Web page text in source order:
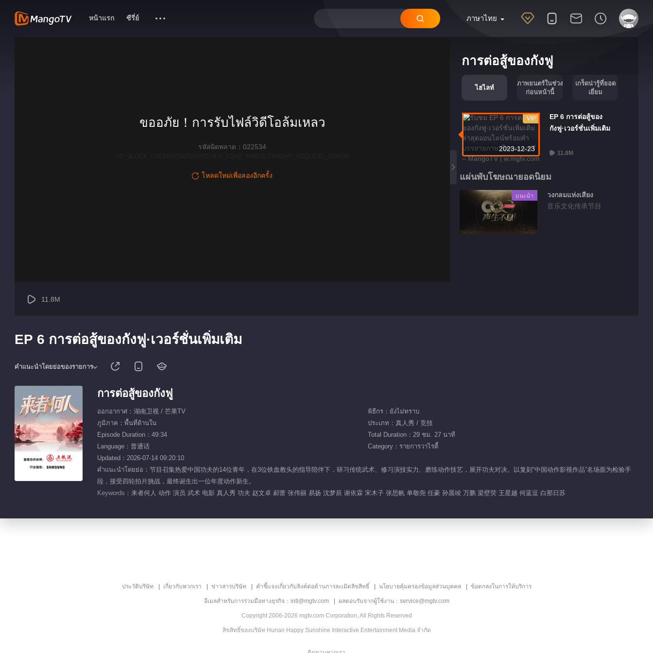
ภาษาไทย
หน้าแรก ซีรี่ย์
การต่อสู้ของกังฟู
ไฮไลท์
ภาพยนตร์ในช่วง
ก่อนหน้านี้
เกร็ดน่ารู้ที่ยอด
เยี่ยม
2023-12-23
VIP
EP 6 การต่อสู้ของ
กังฟู·เวอร์ชั่นเพิ่มเติม
11.8M
แผ่นพับโฆษณายอดนิยม
แนะนำ
วงกลมแห่งเสียง
音乐文化传承节目
ขออภัย！การรับไฟล์วิดีโอล้มเหลว
รหัสผิดพลาด：022534
โหลดใหม่เพื่อลองอีกครั้ง
11.8M
EP 6 การต่อสู้ของกังฟู·เวอร์ชั่นเพิ่มเติม
คำแนะนำโดยย่อของรายการ
การต่อสู้ของกังฟู
ออกอากาศ：湖南卫视 / 芒果TV
พิธีกร：ยังไม่ทราบ
ภูมิภาค：พื้นที่ด้านใน
ประเภท：真人秀 / 竞技
Episode Duration：49:34
Total Duration：29 ชม. 27 นาที
Language：普通话
Category：รายการวาไรตี้
Updated：2026-07-14 09:20:10
คำแนะนำโดยย่อ：节目召集热爱中国功夫的14位青年，在3位铁血教头的指导陪伴下，研习传统武术、修习演技实力、磨练动作技艺，展开功夫对决。以复刻“中国动作影视作品”名场面为检验手
段，接受四轮拍片挑战，最终诞生出一位年度动作新生。
Keywords： 来者何人 动作 演员 武术 电影 真人秀 功夫 赵文卓 郝蕾 张伟丽 易扬 沈梦辰 谢依霖 宋木子 张思帆 单敬尧 任豪 孙晨竣 万鹏 梁壁荧 王星越 何蓝逗 白那日苏
ประวัติบริษัท เกี่ยวกับพวกเรา ข่าวสารบริษัท คำชี้แจงเกี่ยวกับลิงค์ต่อต้านการละเมิดลิขสิทธิ์ นโยบายคุ้มครองข้อมูลส่วนบุคคล ข้อตกลงในการให้บริการ
อีเมลสำหรับการร่วมมือทางธุรกิจ：intl@mgtv.com ผลตอบรับจากผู้ใช้งาน：service@mgtv.com
Copyright 2006-2026 mgtv.com Corporation, All Rights Reserved
ลิขสิทธิ์ของบริษัท Hunan Happy Sunshine Interactive Entertainment Media จำกัด